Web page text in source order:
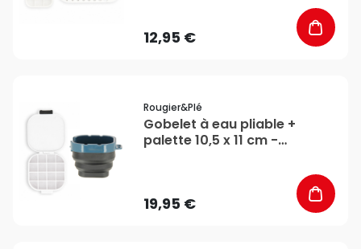
12,95 €
Rougier&plé
Gobelet à eau pliable +
palette 10,5 x 11 cm -
19,95 €